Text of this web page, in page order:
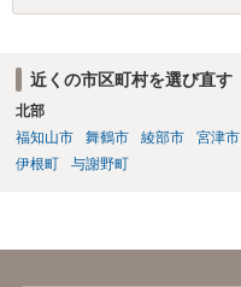
近くの市区町村を選び直す
北部
福知山市
舞鶴市 綾部市 宮津市
伊根町
与謝野町